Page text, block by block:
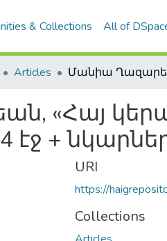
& Collections All of
Articles
«Հայ
էջ +
URI
https://
Collections